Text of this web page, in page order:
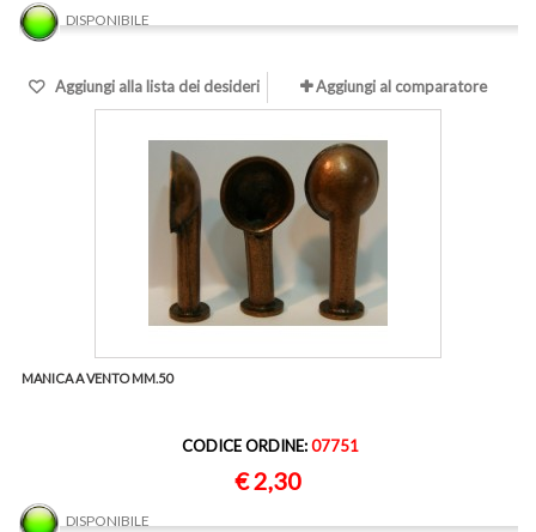
DISPONIBILE
Aggiungi alla lista dei desideri Aggiungi al comparatore
MANICA A VENTO MM.50
CODICE ORDINE:07751
€ 2,30
DISPONIBILE